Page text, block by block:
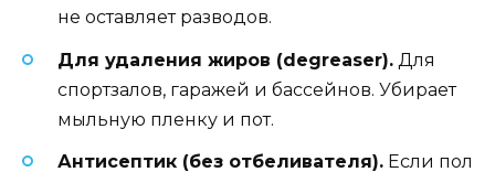
не оставляет разводов.
Для удаления жиров (degreaser). Для
спортзалов, гаражей и бассейнов. Убирает
мыльную пленку и пот.
Антисептик (без отбеливателя). Если пол